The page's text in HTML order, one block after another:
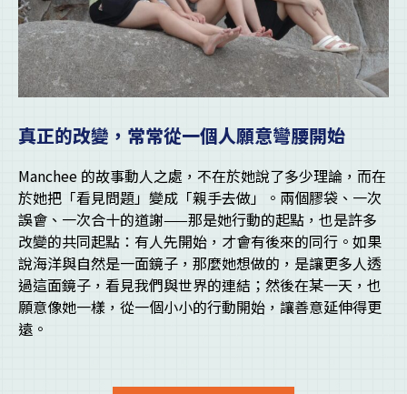
真正的改變，常常從一個人願意彎腰開始
Manchee 的故事動人之處，不在於她說了多少理論，而在
於她把「看見問題」變成「親手去做」。兩個膠袋、一次
誤會、一次合十的道謝——那是她行動的起點，也是許多
改變的共同起點：有人先開始，才會有後來的同行。如果
說海洋與自然是一面鏡子，那麼她想做的，是讓更多人透
過這面鏡子，看見我們與世界的連結；然後在某一天，也
願意像她一樣，從一個小小的行動開始，讓善意延伸得更
遠。